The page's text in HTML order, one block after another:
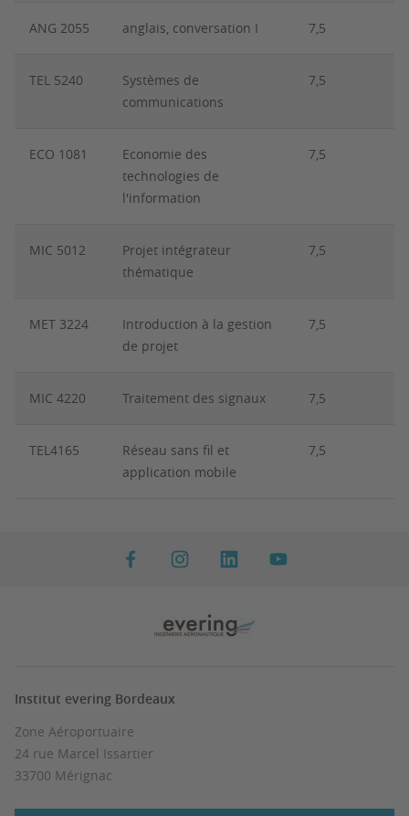
ANG 2055 anglais, conversation I 7,5
TEL 5240
Systèmes de
communications
7,5
ECO 1081
Economie des
technologies de
l'information
7,5
MIC 5012
Projet intégrateur
thématique
7,5
MET 3224
Introduction à la gestion
de projet
7,5
MIC 4220 Traitement des signaux 7,5
TEL4165
Réseau sans fil et
application mobile
7,5
Institut evering Bordeaux
Zone Aéroportuaire
24 rue Marcel Issartier
33700 Mérignac